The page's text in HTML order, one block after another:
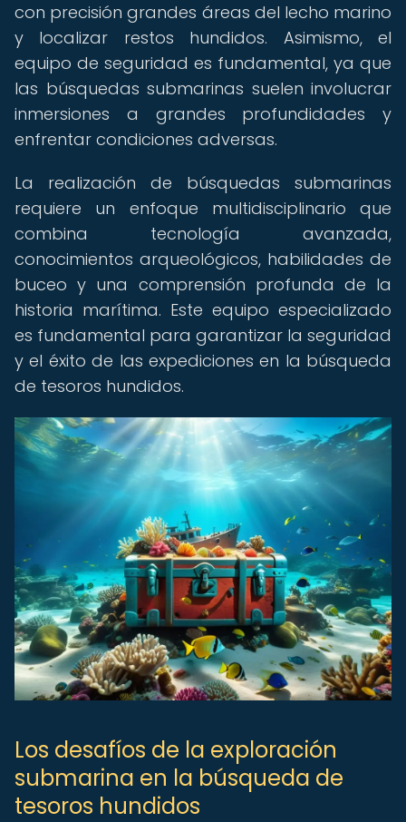
con precisión grandes áreas del lecho marino
y localizar restos hundidos. Asimismo, el
equipo de seguridad es fundamental, ya que
las búsquedas submarinas suelen involucrar
inmersiones a grandes profundidades y
enfrentar condiciones adversas.
La realización de búsquedas submarinas
requiere un enfoque multidisciplinario que
combina tecnología avanzada,
conocimientos arqueológicos, habilidades de
buceo y una comprensión profunda de la
historia marítima. Este equipo especializado
es fundamental para garantizar la seguridad
y el éxito de las expediciones en la búsqueda
de tesoros hundidos.
Los desafíos de la exploración
submarina en la búsqueda de
tesoros hundidos